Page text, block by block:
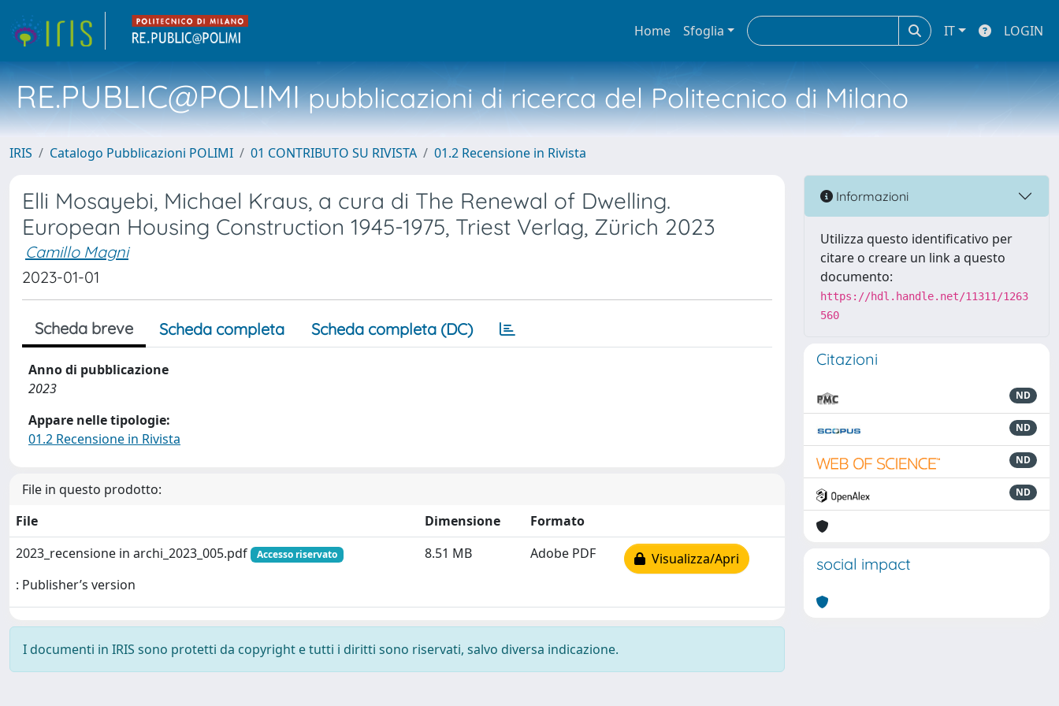
Home Sfoglia IT LOGIN
RE.PUBLIC@POLIMIpubblicazioni di ricerca del Politecnico di Milano
IRIS Catalogo Pubblicazioni POLIMI 01 CONTRIBUTO SU RIVISTA 01.2 Recensione in Rivista
Elli Mosayebi, Michael Kraus, a cura di The Renewal of Dwelling.
European Housing Construction 1945-1975, Triest Verlag, Zürich 2023
Camillo Magni
2023-01-01
Scheda breve Scheda completa Scheda completa (DC)
Anno di pubblicazione
2023
Appare nelle tipologie:
01.2 Recensione in Rivista
File in questo prodotto:
File
Dimensione
Formato
2023_recensione in archi_2023_005.pdf
Accesso riservato
: Publisher’s version
8.51 MB Adobe PDF Visualizza/Apri
I documenti in IRIS sono protetti da copyright e tutti i diritti sono riservati, salvo diversa indicazione.
Informazioni
Utilizza questo identificativo per
citare o creare un link a questo
documento:
https://hdl.handle.net/11311/1263
560
Citazioni
ND
ND
ND
ND
social impact